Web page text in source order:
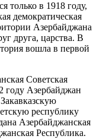
только в 1918 году,
демократическая
Азербайджана
друга, царства. В
вошла в первой
Советская
году Азербайджан
республику
Азербайджанская
Республика.